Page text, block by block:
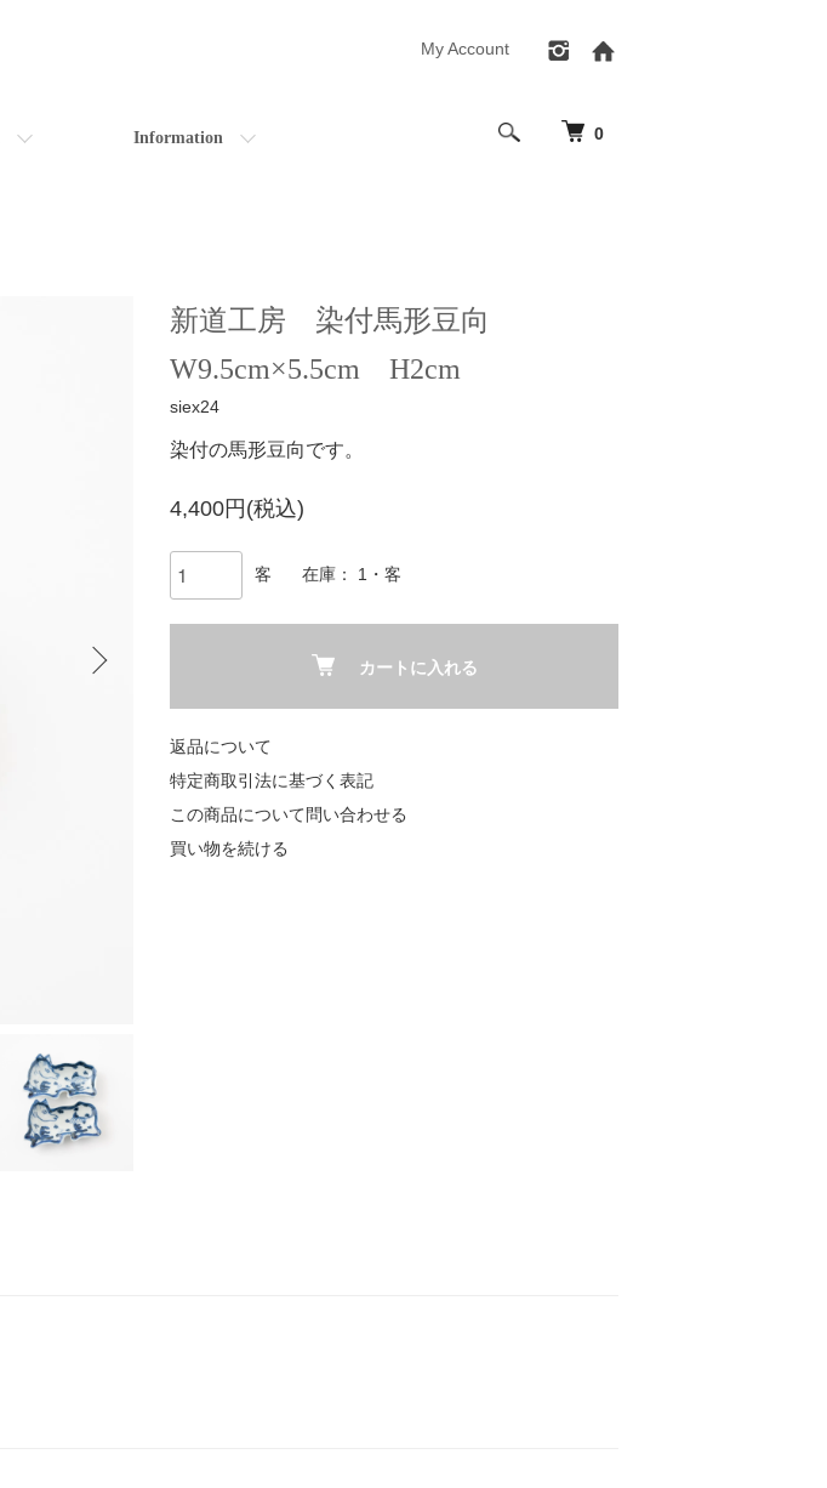
0
Information
My Account
新道工房 染付馬形豆向
W9.5cm×5.5cm H2cm
siex24
染付の馬形豆向です。
4,400円(税込)
客 在庫： 1・客
カートに入れる
返品について
特定商取引法に基づく表記
この商品について問い合わせる
買い物を続ける